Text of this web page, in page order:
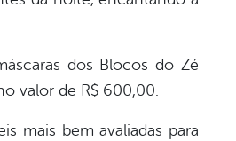
dos Blocos do Zé
valor de R$ 600,00.
mais bem avaliadas para